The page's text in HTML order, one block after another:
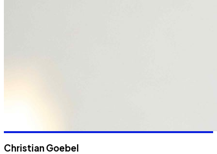
Christian Goebel